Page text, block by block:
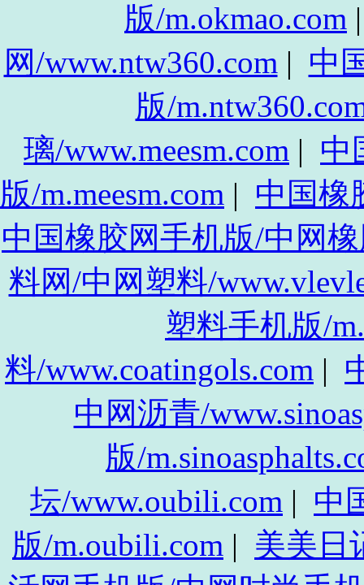
版/m.okmao.com
网/www.ntw360.com | 中
版/
璃/www.meesm.com | 中
版/m.meesm.com | 中国橡
中国橡胶网手机版/中网
料网/中网塑料/
塑料手机版/
料/www.coatingols.com |
中网沥青/
版/
坛/www.oubili.com | 中
版/m.oubili.com | 美美日